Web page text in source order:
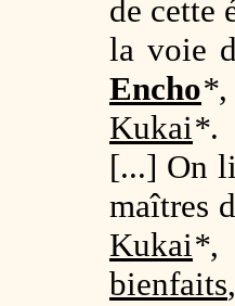
de cette
la voie
Encho*
Kukai*.
[...] On
maîtres
Kukai*,
bienfaits